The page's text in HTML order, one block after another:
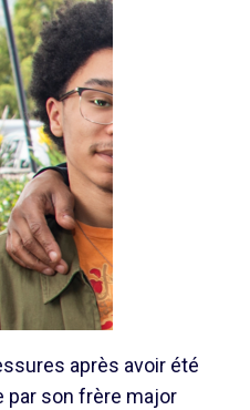
après avoir été
par son frère major